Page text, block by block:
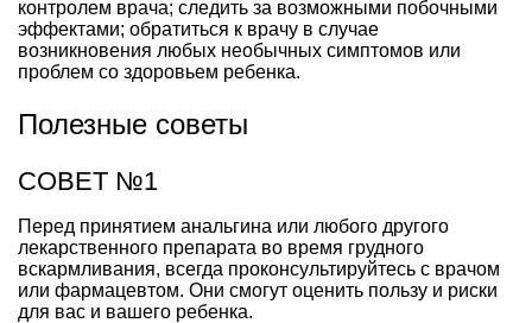
контролем врача; следить за возможными побочными
эффектами; обратиться к врачу в случае
возникновения любых необычных симптомов или
проблем со здоровьем ребенка.
Полезные советы
СОВЕТ №1
Перед принятием анальгина или любого другого
лекарственного препарата во время грудного
вскармливания, всегда проконсультируйтесь с врачом
или фармацевтом. Они смогут оценить пользу и риски
для вас и вашего ребенка.